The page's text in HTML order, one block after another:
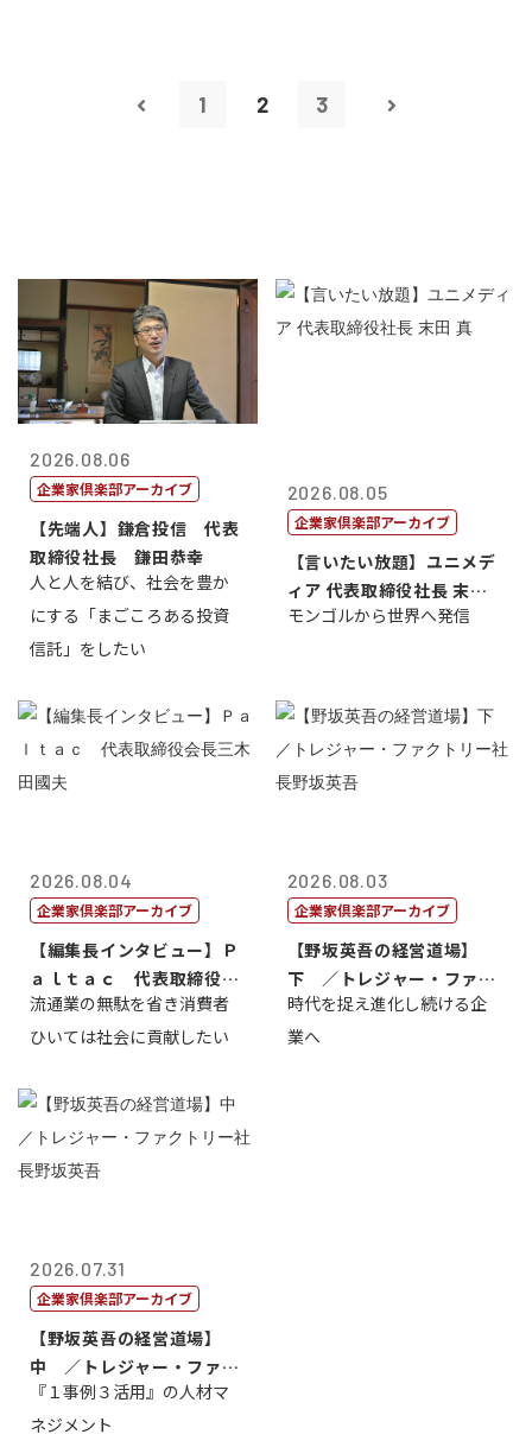
1 2 3
2026.08.06
企業家倶楽部アーカイブ
【先端人】鎌倉投信 代表
取締役社長 鎌田恭幸
人と人を結び、社会を豊か
にする「まごころある投資
信託」をしたい
2026.08.05
企業家倶楽部アーカイブ
【言いたい放題】ユニメデ
ィア 代表取締役社長 末田
真
モンゴルから世界へ発信
2026.08.04
企業家倶楽部アーカイブ
【編集長インタビュー】Ｐ
ａｌｔａｃ 代表取締役会
長三木田國夫
流通業の無駄を省き消費者
ひいては社会に貢献したい
2026.08.03
企業家倶楽部アーカイブ
【野坂英吾の経営道場】
下 ／トレジャー・ファク
トリー社長野坂...
時代を捉え進化し続ける企
業へ
2026.07.31
企業家倶楽部アーカイブ
【野坂英吾の経営道場】
中 ／トレジャー・ファク
トリー社長野坂...
『１事例３活用』の人材マ
ネジメント